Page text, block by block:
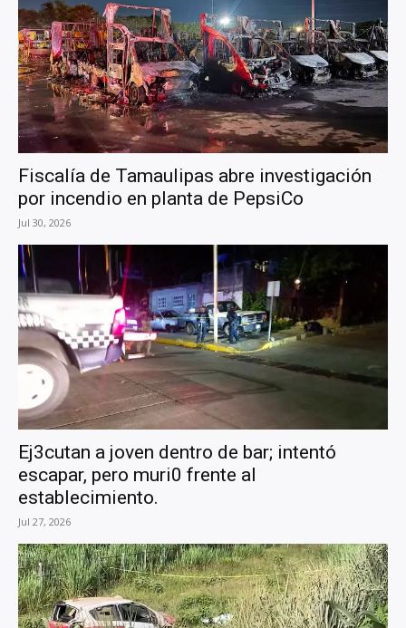
Fiscalía de Tamaulipas abre investigación
por incendio en planta de PepsiCo
Jul 30, 2026
Ej3cutan a joven dentro de bar; intentó
escapar, pero muri0 frente al
establecimiento.
Jul 27, 2026